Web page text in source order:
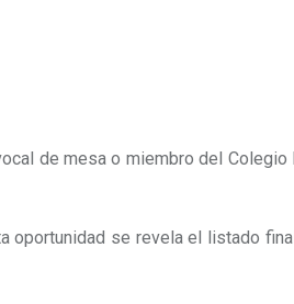
de mesa o miembro del
se revela el listado